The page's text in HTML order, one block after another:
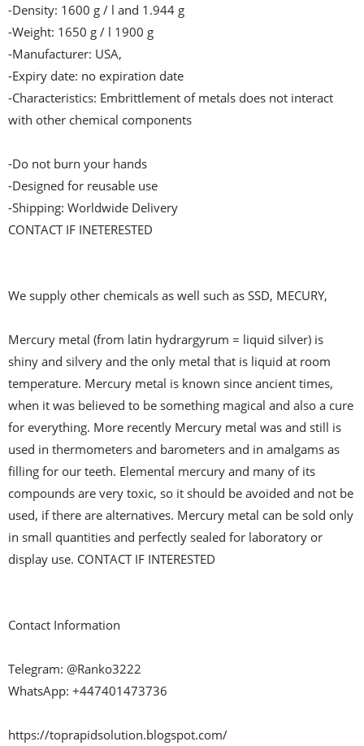
-Density: 1600 g / l and 1.944 g
-Weight: 1650 g / l 1900 g
-Manufacturer: USA,
-Expiry date: no expiration date
-Characteristics: Embrittlement of metals does not interact
with other chemical components
-Do not burn your hands
-Designed for reusable use
-Shipping: Worldwide Delivery
CONTACT IF INETERESTED
We supply other chemicals as well such as SSD, MECURY,
Mercury metal (from latin hydrargyrum = liquid silver) is
shiny and silvery and the only metal that is liquid at room
temperature. Mercury metal is known since ancient times,
when it was believed to be something magical and also a cure
for everything. More recently Mercury metal was and still is
used in thermometers and barometers and in amalgams as
filling for our teeth. Elemental mercury and many of its
compounds are very toxic, so it should be avoided and not be
used, if there are alternatives. Mercury metal can be sold only
in small quantities and perfectly sealed for laboratory or
display use. CONTACT IF INTERESTED
Contact Information
Telegram: @Ranko3222
WhatsApp: +447401473736
https://toprapidsolution.blogspot.com/